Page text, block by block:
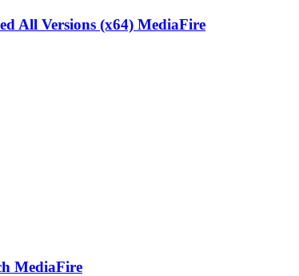
All Versions (x64) MediaFire
MediaFire